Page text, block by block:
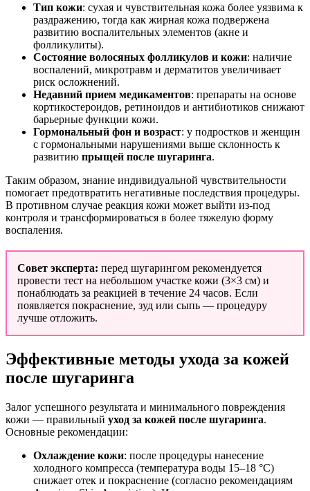
Тип кожи: сухая и чувствительная кожа более уязвима к
раздражению, тогда как жирная кожа подвержена
развитию воспалительных элементов (акне и
фолликулиты).
Состояние волосяных фолликулов и кожи: наличие
воспалений, микротравм и дерматитов увеличивает
риск осложнений.
Недавний прием медикаментов: препараты на основе
кортикостероидов, ретиноидов и антибиотиков снижают
барьерные функции кожи.
Гормональный фон и возраст: у подростков и женщин
с гормональными нарушениями выше склонность к
развитию прыщей после шугаринга.
Таким образом, знание индивидуальной чувствительности
помогает предотвратить негативные последствия процедуры.
В противном случае реакция кожи может выйти из-под
контроля и трансформироваться в более тяжелую форму
воспаления.
Совет эксперта: перед шугарингом рекомендуется
провести тест на небольшом участке кожи (3×3 см) и
понаблюдать за реакцией в течение 24 часов. Если
появляется покраснение, зуд или сыпь — процедуру
лучше отложить.
Эффективные методы ухода за кожей
после шугаринга
Залог успешного результата и минимального повреждения
кожи — правильный уход за кожей после шугаринга.
Основные рекомендации:
Охлаждение кожи: после процедуры нанесение
холодного компресса (температура воды 15–18 °C)
снижает отек и покраснение (согласно рекомендациям